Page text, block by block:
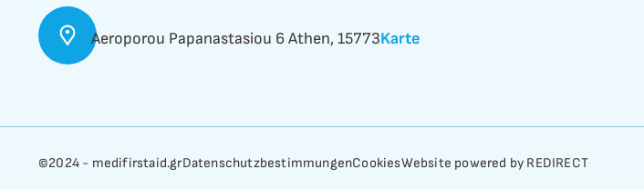
Aeroporou Papanastasiou 6 Athen, 15773Karte
©2024 - medifirstaid.grDatenschutzbestimmungenCookiesWebsite powered by REDIRECT